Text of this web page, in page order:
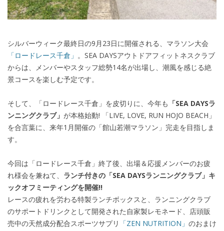
シルバーウィーク最終日の9月23日に開催される、マラソン大会
「ロードレース千倉」 。SEA DAYSアウトドアフィットネスクラブ
からは、メンバーやスタッフ総勢14名が出場し、潮風を感じる絶
景コースを楽しむ予定です。
そして、「ロードレース千倉」を皮切りに、今年も 「SEA DAYSラ
ンニングクラブ」 が本格始動! 「LIVE, LOVE, RUN HOJO BEACH」
を合言葉に、来年1月開催の「館山若潮マラソン」完走を目指しま
す。
今回は「ロードレース千倉」終了後、出場＆応援メンバーのお疲
れ様会を兼ねて、 ランチ付きの「SEA DAYSランニングクラブ」キ
ックオフミーティングを開催!!
レースの疲れを労わる特製ランチボックスと、ランニングクラブ
のサポートドリンクとして開発された自家製レモネード、店頭販
売中の天然成分配合スポーツサプリ 「ZEN NUTRITION」 のおまけ